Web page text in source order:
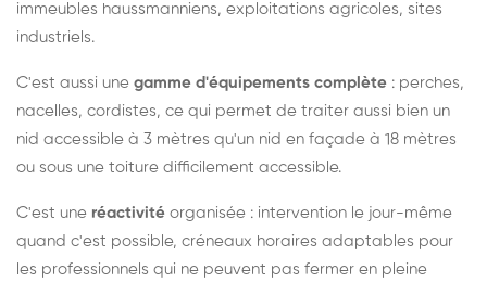
immeubles haussmanniens, exploitations agricoles, sites
industriels.
C'est aussi une gamme d'équipements complète : perches,
nacelles, cordistes, ce qui permet de traiter aussi bien un
nid accessible à 3 mètres qu'un nid en façade à 18 mètres
ou sous une toiture difficilement accessible.
C'est une réactivité organisée : intervention le jour-même
quand c'est possible, créneaux horaires adaptables pour
les professionnels qui ne peuvent pas fermer en pleine